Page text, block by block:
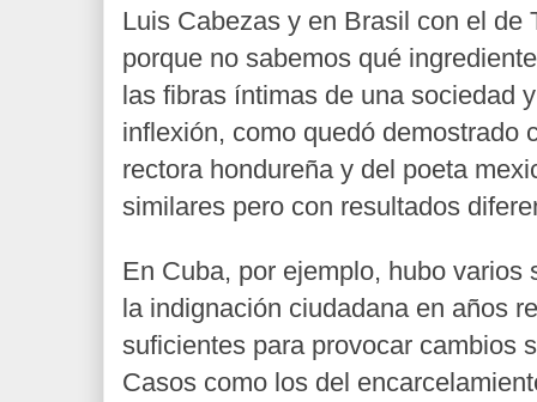
Luis Cabezas y en Brasil con el de
porque no sabemos qué
las fibras íntimas de una sociedad
inflexión, como quedó demostrado
rectora hondureña y del poeta
similares pero con resultados
En Cuba, por ejemplo, hubo varios
la indignación ciudadana en años
suficientes para provocar cambios
Casos como los del